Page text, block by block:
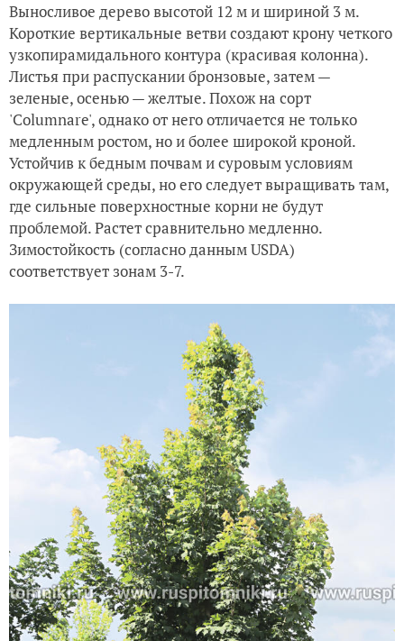
Выносливое дерево высотой 12 м и шириной 3 м.
Короткие вертикальные ветви создают крону четкого
узкопирамидального контура (красивая колонна).
Листья при распускании бронзовые, затем —
зеленые, осенью — желтые. Похож на сорт
'Cоlumnare', однако от него отличается не только
медленным ростом, но и более широкой кроной.
Устойчив к бедным почвам и суровым условиям
окружающей среды, но его следует выращивать там,
где сильные поверхностные корни не будут
проблемой. Растет сравнительно медленно.
Зимостойкость (согласно данным USDA)
соответствует зонам 3-7.